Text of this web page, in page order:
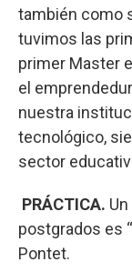
también como
tuvimos las
primer Master
el
nuestra
tecnológico,
sector
PRÁCTICA.
postgrados es
Pontet.